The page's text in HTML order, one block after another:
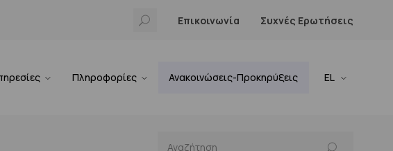
Επικοινωνία Συχνές Ερωτήσεις
Πληροφορίες Ανακοινώσεις-Προκηρύξεις EL